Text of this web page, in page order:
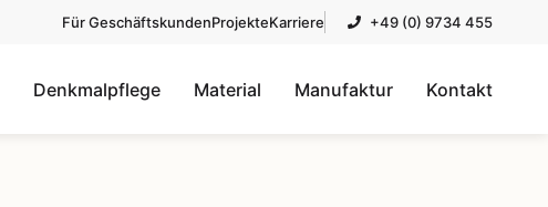
Für GeschäftskundenProjekteKarriere +49 (0) 9734 455
Denkmalpflege Material Manufaktur Kontakt